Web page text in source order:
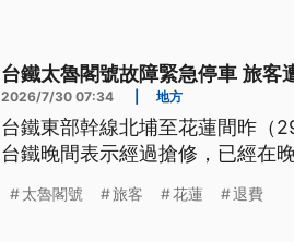
台鐵太魯閣號故障緊急停車 旅客
2026/7/30 07:34 地方
台鐵東部幹線北埔至花蓮間昨（
台鐵晚間表示經過搶修，已經在
太魯閣號 旅客 花蓮 退費